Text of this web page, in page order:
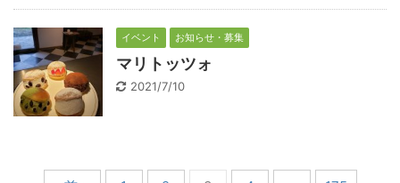
イベント お知らせ・募集
マリトッツォ
2021/7/10